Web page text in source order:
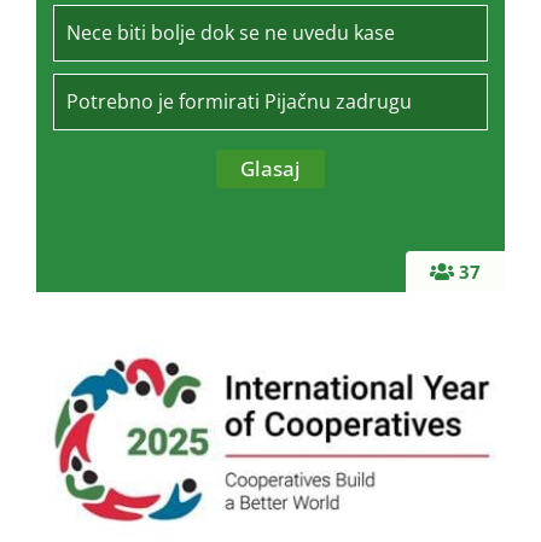
37
Nece biti bolje dok se ne uvedu kase
Potrebno je formirati Pijačnu zadrugu